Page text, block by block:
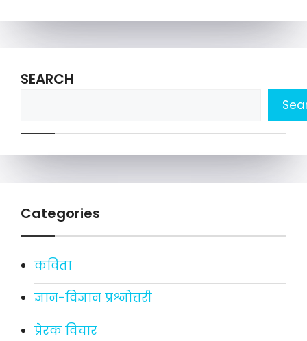
SEARCH
Categories
कविता
ज्ञान-विज्ञान प्रश्नोत्तरी
प्रेरक विचार